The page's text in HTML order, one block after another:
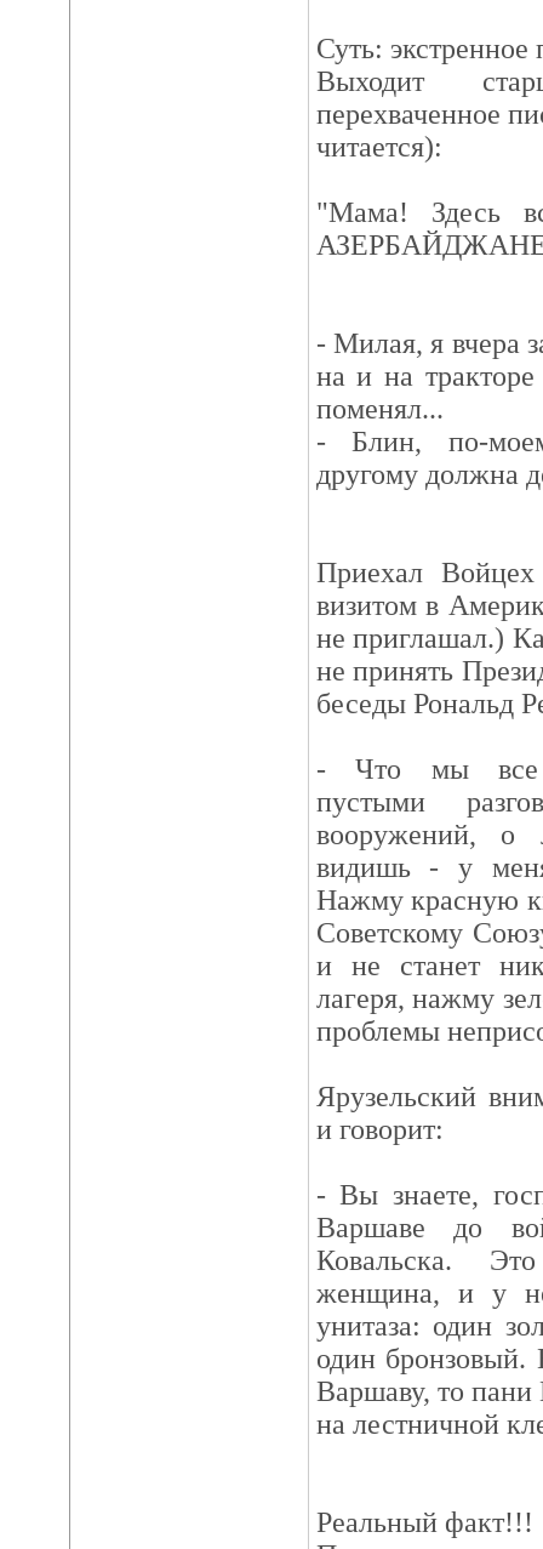
Суть: экстренное
Выходит
перехваченное
читается):
"Мама! Здесь
- Милая, я вчера
на и на
поменял...
- Блин, по-
другому должна
Приехал
визитом в
не приглашал.)
не принять
беседы Рональд
- Что мы все
пустыми
вооружений, о
видишь - у
Нажму красную
Советскому
и не станет
лагеря, нажму
проблемы
Ярузельский
и говорит:
- Вы знаете,
Варшаве до
Ковальска.
женщина, и у
унитаза: один
один бронзовый.
Варшаву, то пани
на лестничной
Реальный факт!!!